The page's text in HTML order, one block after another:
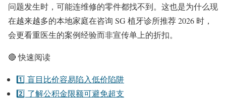
问题发生时，可能连维修的零件都找不到。这也是为什么现
在越来越多的本地家庭在咨询 SG 植牙诊所推荐 2026 时，
会更看重医生的案例经验而非宣传单上的折扣。
🔴 快速阅读
1️⃣ 盲目比价容易陷入低价陷阱
2️⃣ 了解公积金限额可避免超支